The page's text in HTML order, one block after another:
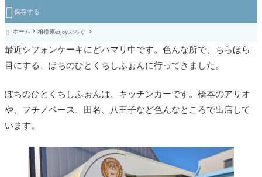
 保存する
 ホーム 相模原enjoyぶろぐ
最近シフォンケーキにどハマリ中です。色んな所で、ちらほら
目にする、ぽちのひとくちしふぉんに行ってきました。
ぽちのひとくちしふぉんは、キッチンカーです。橋本のアリオ
や、フチノベース、田名、八王子など色んなところで出店して
います。